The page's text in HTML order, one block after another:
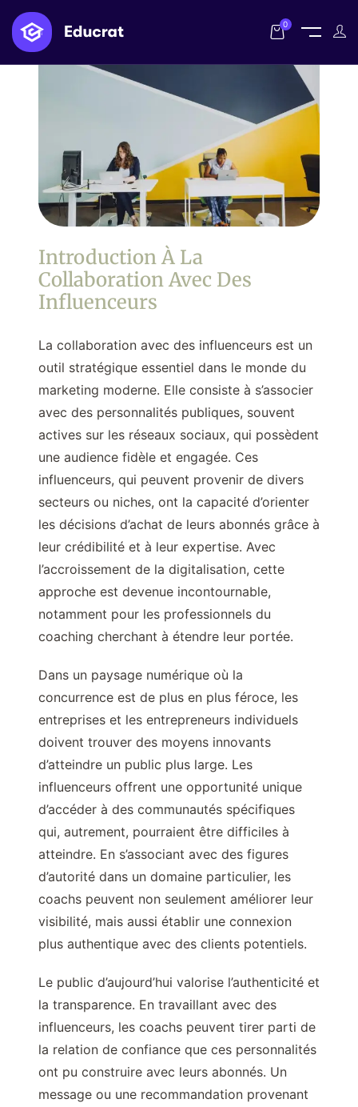
0
Introduction À La
Collaboration Avec Des
Influenceurs
La collaboration avec des influenceurs est un
outil stratégique essentiel dans le monde du
marketing moderne. Elle consiste à s’associer
avec des personnalités publiques, souvent
actives sur les réseaux sociaux, qui possèdent
une audience fidèle et engagée. Ces
influenceurs, qui peuvent provenir de divers
secteurs ou niches, ont la capacité d’orienter
les décisions d’achat de leurs abonnés grâce à
leur crédibilité et à leur expertise. Avec
l’accroissement de la digitalisation, cette
approche est devenue incontournable,
notamment pour les professionnels du
coaching cherchant à étendre leur portée.
Dans un paysage numérique où la
concurrence est de plus en plus féroce, les
entreprises et les entrepreneurs individuels
doivent trouver des moyens innovants
d’atteindre un public plus large. Les
influenceurs offrent une opportunité unique
d’accéder à des communautés spécifiques
qui, autrement, pourraient être difficiles à
atteindre. En s’associant avec des figures
d’autorité dans un domaine particulier, les
coachs peuvent non seulement améliorer leur
visibilité, mais aussi établir une connexion
plus authentique avec des clients potentiels.
Le public d’aujourd’hui valorise l’authenticité et
la transparence. En travaillant avec des
influenceurs, les coachs peuvent tirer parti de
la relation de confiance que ces personnalités
ont pu construire avec leurs abonnés. Un
message ou une recommandation provenant